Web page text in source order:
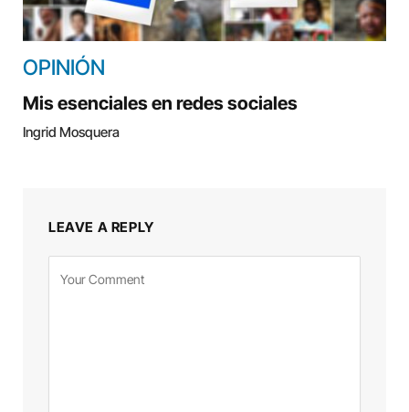
OPINIÓN
Mis esenciales en redes sociales
Ingrid Mosquera
LEAVE A REPLY